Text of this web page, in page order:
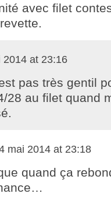
avec filet
2014 at 23:16
pas très gentil
28 au filet quand
mai 2014 at 23:18
quand ça